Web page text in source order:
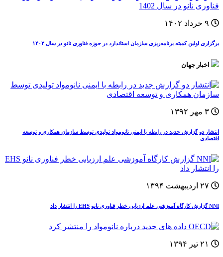
برگزاری اولین کمیته برنامه‌ریزی سازمان استاندارد در حوزه فناوری نانو در سال ۱۴۰۲
اخبار جهان
انتشار دو گزارش جدید در رابطه با ایمنی نانومواد تولیدی توسط سازمان همکاری و توسعه
اقتصادی
NNI گزارش کارگاه آموزشی علم ارزیابی خطر فناوری نانو EHS را انتشار داد